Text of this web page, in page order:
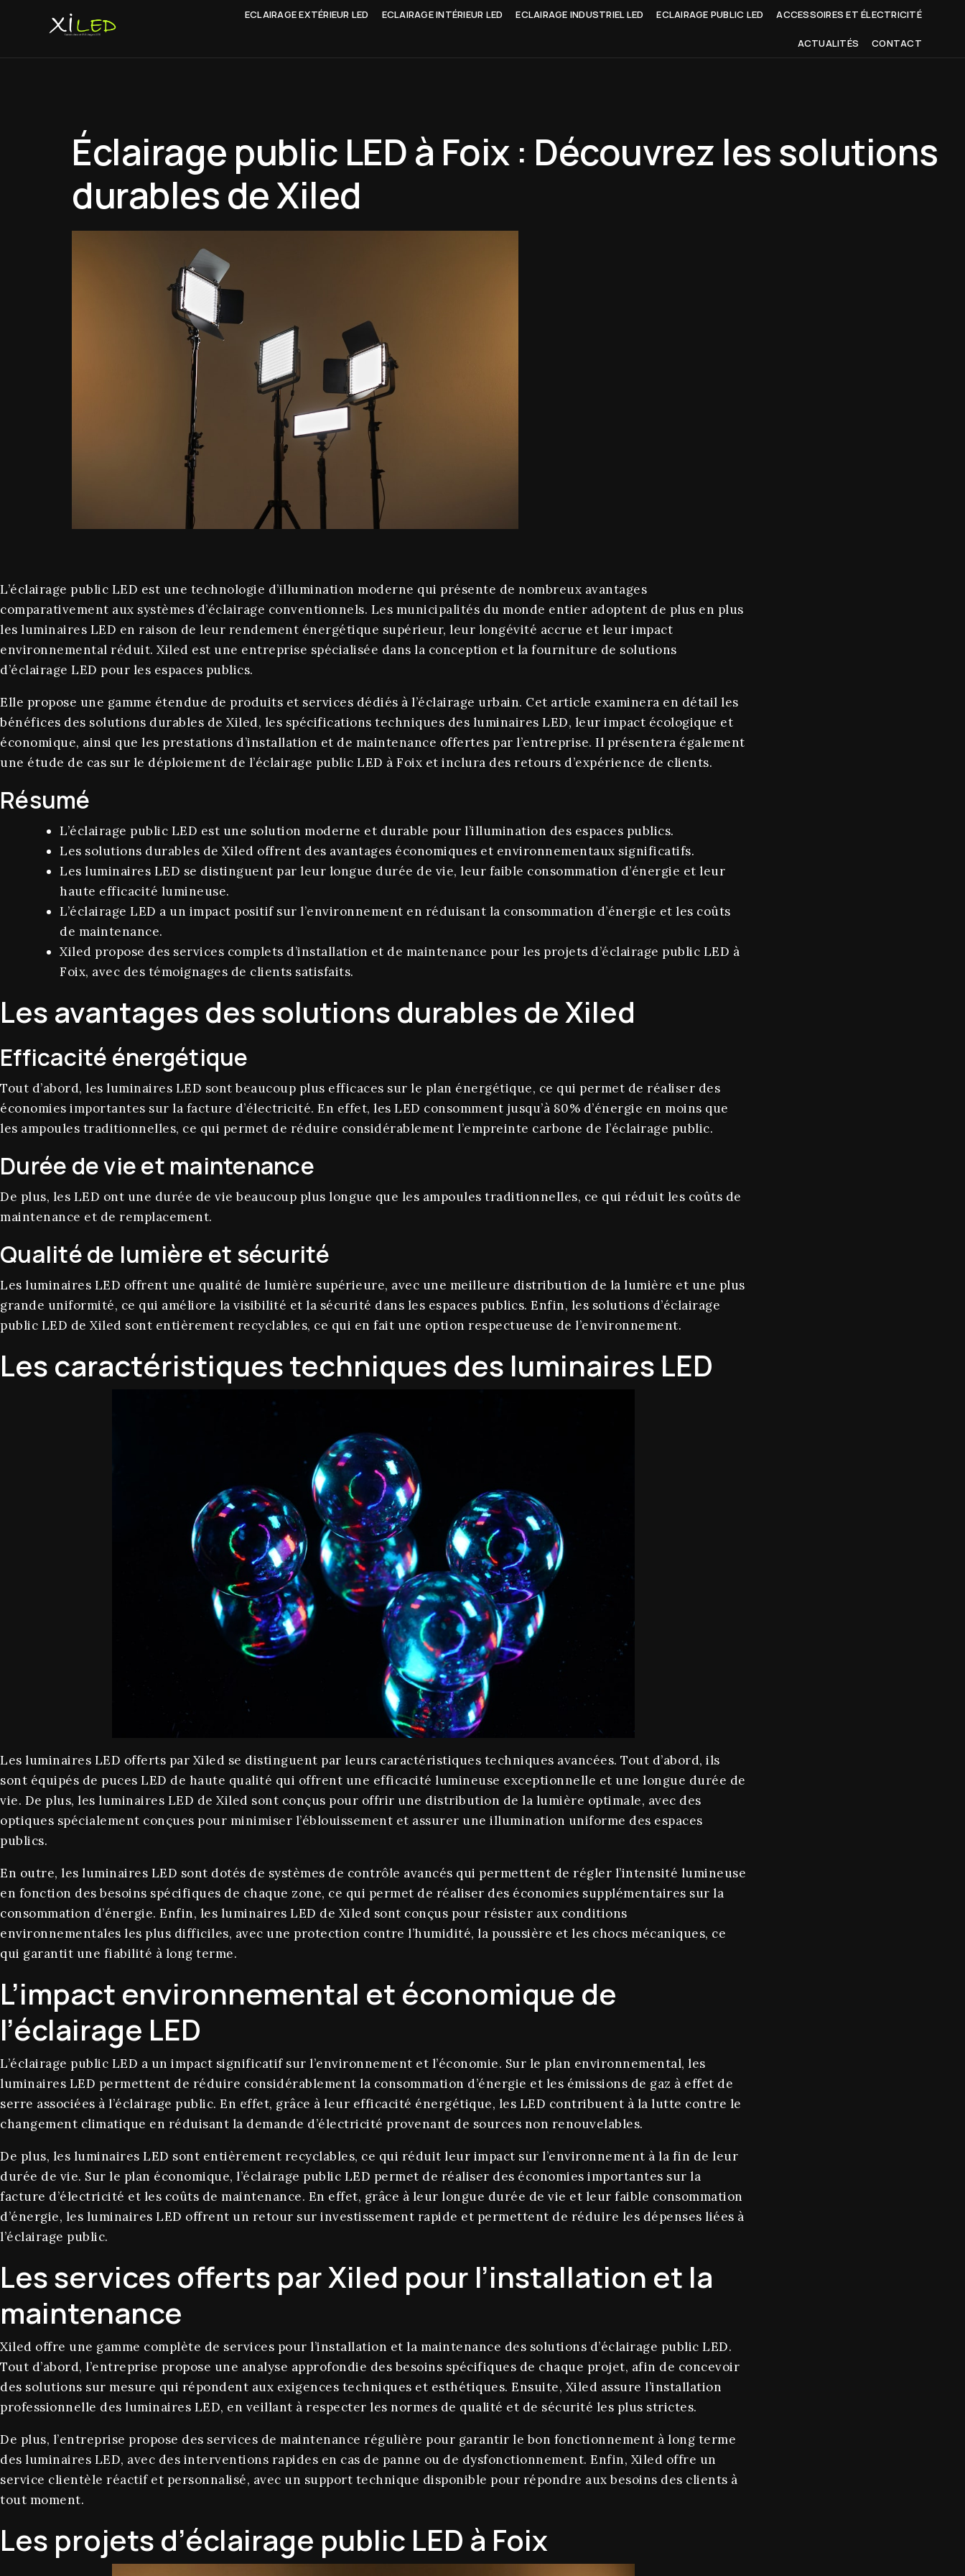
ECLAIRAGE EXTÉRIEUR LED ECLAIRAGE INTÉRIEUR LED ECLAIRAGE INDUSTRIEL LED ECLAIRAGE PUBLIC LED ACCESSOIRES ET ÉLECTRICITÉ
ACTUALITÉS CONTACT
Éclairage public LED à Foix : Découvrez les solutions
durables de Xiled
L’éclairage public LED est une technologie d’illumination moderne qui présente de nombreux avantages
comparativement aux systèmes d’éclairage conventionnels. Les municipalités du monde entier adoptent de plus en plus
les luminaires LED en raison de leur rendement énergétique supérieur, leur longévité accrue et leur impact
environnemental réduit. Xiled est une entreprise spécialisée dans la conception et la fourniture de solutions
d’éclairage LED pour les espaces publics.
Elle propose une gamme étendue de produits et services dédiés à l’éclairage urbain. Cet article examinera en détail les
bénéfices des solutions durables de Xiled, les spécifications techniques des luminaires LED, leur impact écologique et
économique, ainsi que les prestations d’installation et de maintenance offertes par l’entreprise. Il présentera également
une étude de cas sur le déploiement de l’éclairage public LED à Foix et inclura des retours d’expérience de clients.
Résumé
L’éclairage public LED est une solution moderne et durable pour l’illumination des espaces publics.
Les solutions durables de Xiled offrent des avantages économiques et environnementaux significatifs.
Les luminaires LED se distinguent par leur longue durée de vie, leur faible consommation d’énergie et leur
haute efficacité lumineuse.
L’éclairage LED a un impact positif sur l’environnement en réduisant la consommation d’énergie et les coûts
de maintenance.
Xiled propose des services complets d’installation et de maintenance pour les projets d’éclairage public LED à
Foix, avec des témoignages de clients satisfaits.
Les avantages des solutions durables de Xiled
Efficacité énergétique
Tout d’abord, les luminaires LED sont beaucoup plus efficaces sur le plan énergétique, ce qui permet de réaliser des
économies importantes sur la facture d’électricité. En effet, les LED consomment jusqu’à 80% d’énergie en moins que
les ampoules traditionnelles, ce qui permet de réduire considérablement l’empreinte carbone de l’éclairage public.
Durée de vie et maintenance
De plus, les LED ont une durée de vie beaucoup plus longue que les ampoules traditionnelles, ce qui réduit les coûts de
maintenance et de remplacement.
Qualité de lumière et sécurité
Les luminaires LED offrent une qualité de lumière supérieure, avec une meilleure distribution de la lumière et une plus
grande uniformité, ce qui améliore la visibilité et la sécurité dans les espaces publics. Enfin, les solutions d’éclairage
public LED de Xiled sont entièrement recyclables, ce qui en fait une option respectueuse de l’environnement.
Les caractéristiques techniques des luminaires LED
Les luminaires LED offerts par Xiled se distinguent par leurs caractéristiques techniques avancées. Tout d’abord, ils
sont équipés de puces LED de haute qualité qui offrent une efficacité lumineuse exceptionnelle et une longue durée de
vie. De plus, les luminaires LED de Xiled sont conçus pour offrir une distribution de la lumière optimale, avec des
optiques spécialement conçues pour minimiser l’éblouissement et assurer une illumination uniforme des espaces
publics.
En outre, les luminaires LED sont dotés de systèmes de contrôle avancés qui permettent de régler l’intensité lumineuse
en fonction des besoins spécifiques de chaque zone, ce qui permet de réaliser des économies supplémentaires sur la
consommation d’énergie. Enfin, les luminaires LED de Xiled sont conçus pour résister aux conditions
environnementales les plus difficiles, avec une protection contre l’humidité, la poussière et les chocs mécaniques, ce
qui garantit une fiabilité à long terme.
L’impact environnemental et économique de
l’éclairage LED
L’éclairage public LED a un impact significatif sur l’environnement et l’économie. Sur le plan environnemental, les
luminaires LED permettent de réduire considérablement la consommation d’énergie et les émissions de gaz à effet de
serre associées à l’éclairage public. En effet, grâce à leur efficacité énergétique, les LED contribuent à la lutte contre le
changement climatique en réduisant la demande d’électricité provenant de sources non renouvelables.
De plus, les luminaires LED sont entièrement recyclables, ce qui réduit leur impact sur l’environnement à la fin de leur
durée de vie. Sur le plan économique, l’éclairage public LED permet de réaliser des économies importantes sur la
facture d’électricité et les coûts de maintenance. En effet, grâce à leur longue durée de vie et leur faible consommation
d’énergie, les luminaires LED offrent un retour sur investissement rapide et permettent de réduire les dépenses liées à
l’éclairage public.
Les services offerts par Xiled pour l’installation et la
maintenance
Xiled offre une gamme complète de services pour l’installation et la maintenance des solutions d’éclairage public LED.
Tout d’abord, l’entreprise propose une analyse approfondie des besoins spécifiques de chaque projet, afin de concevoir
des solutions sur mesure qui répondent aux exigences techniques et esthétiques. Ensuite, Xiled assure l’installation
professionnelle des luminaires LED, en veillant à respecter les normes de qualité et de sécurité les plus strictes.
De plus, l’entreprise propose des services de maintenance régulière pour garantir le bon fonctionnement à long terme
des luminaires LED, avec des interventions rapides en cas de panne ou de dysfonctionnement. Enfin, Xiled offre un
service clientèle réactif et personnalisé, avec un support technique disponible pour répondre aux besoins des clients à
tout moment.
Les projets d’éclairage public LED à Foix